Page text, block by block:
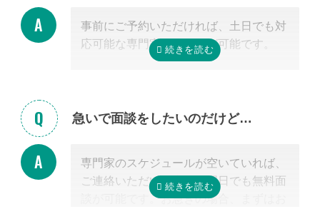
までご希望の方法をお申し付けくださ
い。
事前にご予約いただければ、土日でも対
応可能な専門家のご紹介が可能です。
急いで面談をしたいのだけど…
専門家のスケジュールが空いていれば、
ご連絡いただいた当日や翌日でも無料面
談が可能です。お急ぎの場合、まずはお